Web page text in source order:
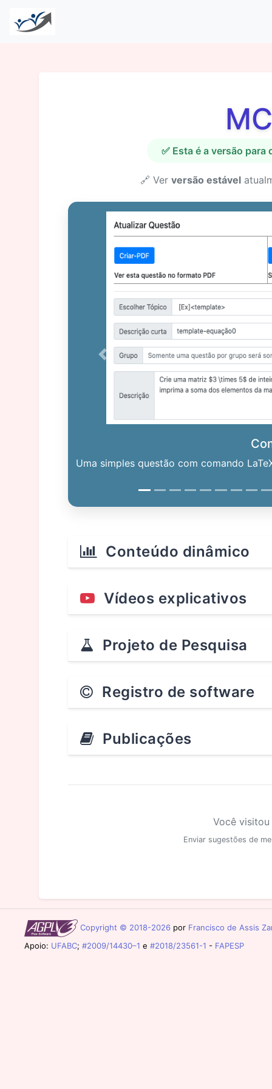
✅ Esta é a versão
🔗 Ver versão estável
Uma simples questão com comando
Previous
Conteúdo dinâmico
Vídeos explicativos
Projeto de Pesquisa
Registro de software
Publicações
Você
Enviar sugestões de
Copyright © 2018-2026 por Francisco de Assis
Apoio: UFABC; #2009/14430–1 e #2018/23561-1 - FAPESP